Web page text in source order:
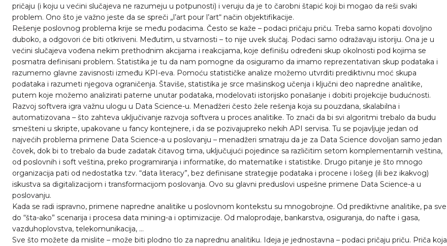
pričaju (i koju u većini slučajeva ne razumeju u potpunosti) i veruju da je to čarobni štapić koji bi mogao da reši svaki
problem. Ono što je važno jeste da se spreči „l’art pour l’art“ način objektifikacije.
Rešenje poslovnog problema krije se među podacima. Često se kaže – podaci pričaju priču. Treba samo kopati dovoljno
duboko, a odgovori će biti otkriveni. Međutim, u stvarnosti – to nije uvek slučaj. Podaci samo odražavaju istoriju. Ona je u
većini slučajeva vođena nekim prethodnim akcijama i reakcijama, koje definišu određeni skup okolnosti pod kojima se
posmatra definisani problem. Statistika je tu da nam pomogne da osiguramo da imamo reprezentativan skup podataka i
razumemo glavne zavisnosti između KPI-eva. Pomoću statističke analize možemo utvrditi prediktivnu moć skupa
podataka i razumeti njegova ograničenja. Štaviše, statistika je srce mašinskog učenja i ključni deo napredne analitike,
putem koje možemo analizirati paterne unutar podataka, modelovati istorijsko ponašanje i dobiti projekcije budućnosti.
Razvoj softvera igra važnu ulogu u Data Science-u. Menadžeri često žele rešenja koja su pouzdana, skalabilna i
automatizovana – što zahteva uključivanje razvoja softvera u proces analitike. To znači da bi svi algoritmi trebalo da budu
smešteni u skripte, upakovane u fancy kontejnere, i da se pozivajupreko nekih API servisa. Tu se pojavljuje jedan od
najvećih problema primene Data Science-a u poslovanju – menadžeri smatraju da je za Data Science dovoljan samo jedan
čovek, dok bi to trebalo da bude zadatak čitavog tima, uključujući pojedince sa različitim setom komplementarnih veština,
od poslovnih i soft veština, preko programiranja i informatike, do matematike i statistike. Drugo pitanje je što mnogo
organizacija pati od nedostatka tzv. “data literacy”, bez definisane strategije podataka i procene i lošeg (ili bez ikakvog)
iskustva sa digitalizacijom i transformacijom poslovanja. Ovo su glavni preduslovi uspešne primene Data Science-a u
poslovanju.
Kada se radi ispravno, primene napredne analitike u poslovnom kontekstu su mnogobrojne. Od prediktivne analitike, pa sve
do “šta-ako” scenarija i procesa data mining-a i optimizacije. Od maloprodaje, bankarstva, osiguranja, do nafte i gasa,
vazduhoplovstva, telekomunikacija, …
Sve što možete da mislite – može biti plodno tlo za naprednu analitiku. Ideja je jednostavna – podaci pričaju priču. Priča koja